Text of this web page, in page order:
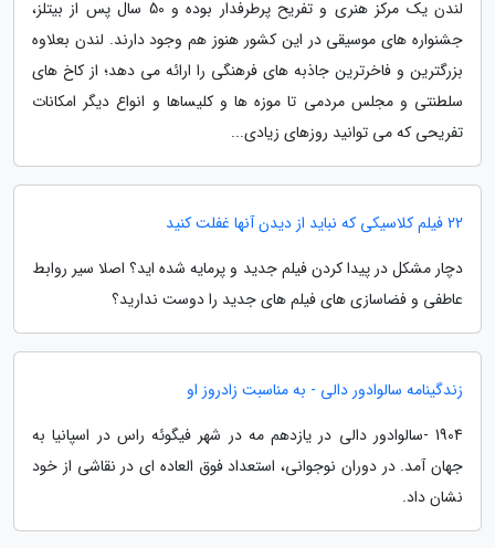
لندن یک مرکز هنری و تفریح پرطرفدار بوده و 50 سال پس از بیتلز،
جشنواره های موسیقی در این کشور هنوز هم وجود دارند. لندن بعلاوه
بزرگترین و فاخرترین جاذبه های فرهنگی را ارائه می دهد؛ از کاخ های
سلطنتی و مجلس مردمی تا موزه ها و کلیساها و انواع دیگر امکانات
تفریحی که می توانید روزهای زیادی...
22 فیلم کلاسیکی که نباید از دیدن آنها غفلت کنید
دچار مشکل در پیدا کردن فیلم جدید و پرمایه شده اید؟ اصلا سیر روابط
عاطفی و فضاسازی های فیلم های جدید را دوست ندارید؟
زندگینامه سالوادور دالی - به مناسبت زادروز او
1904 -سالوادور دالی در یازدهم مه در شهر فیگوئه راس در اسپانیا به
جهان آمد. در دوران نوجوانی، استعداد فوق العاده ای در نقاشی از خود
نشان داد.